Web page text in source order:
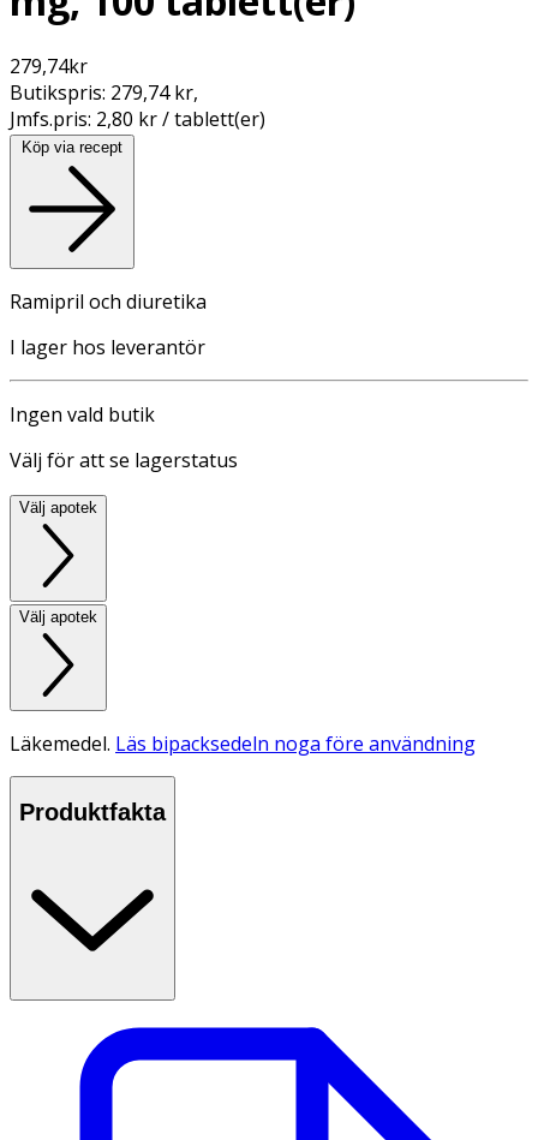
279,74kr
Butikspris: 279,74 kr,
Jmfs.pris: 2,80 kr / tablett(er)
Köp via recept
Ramipril och diuretika
I lager hos leverantör
Ingen vald butik
Välj för att se lagerstatus
Välj apotek
Välj apotek
Läkemedel. Läs bipacksedeln noga före användning
Produktfakta